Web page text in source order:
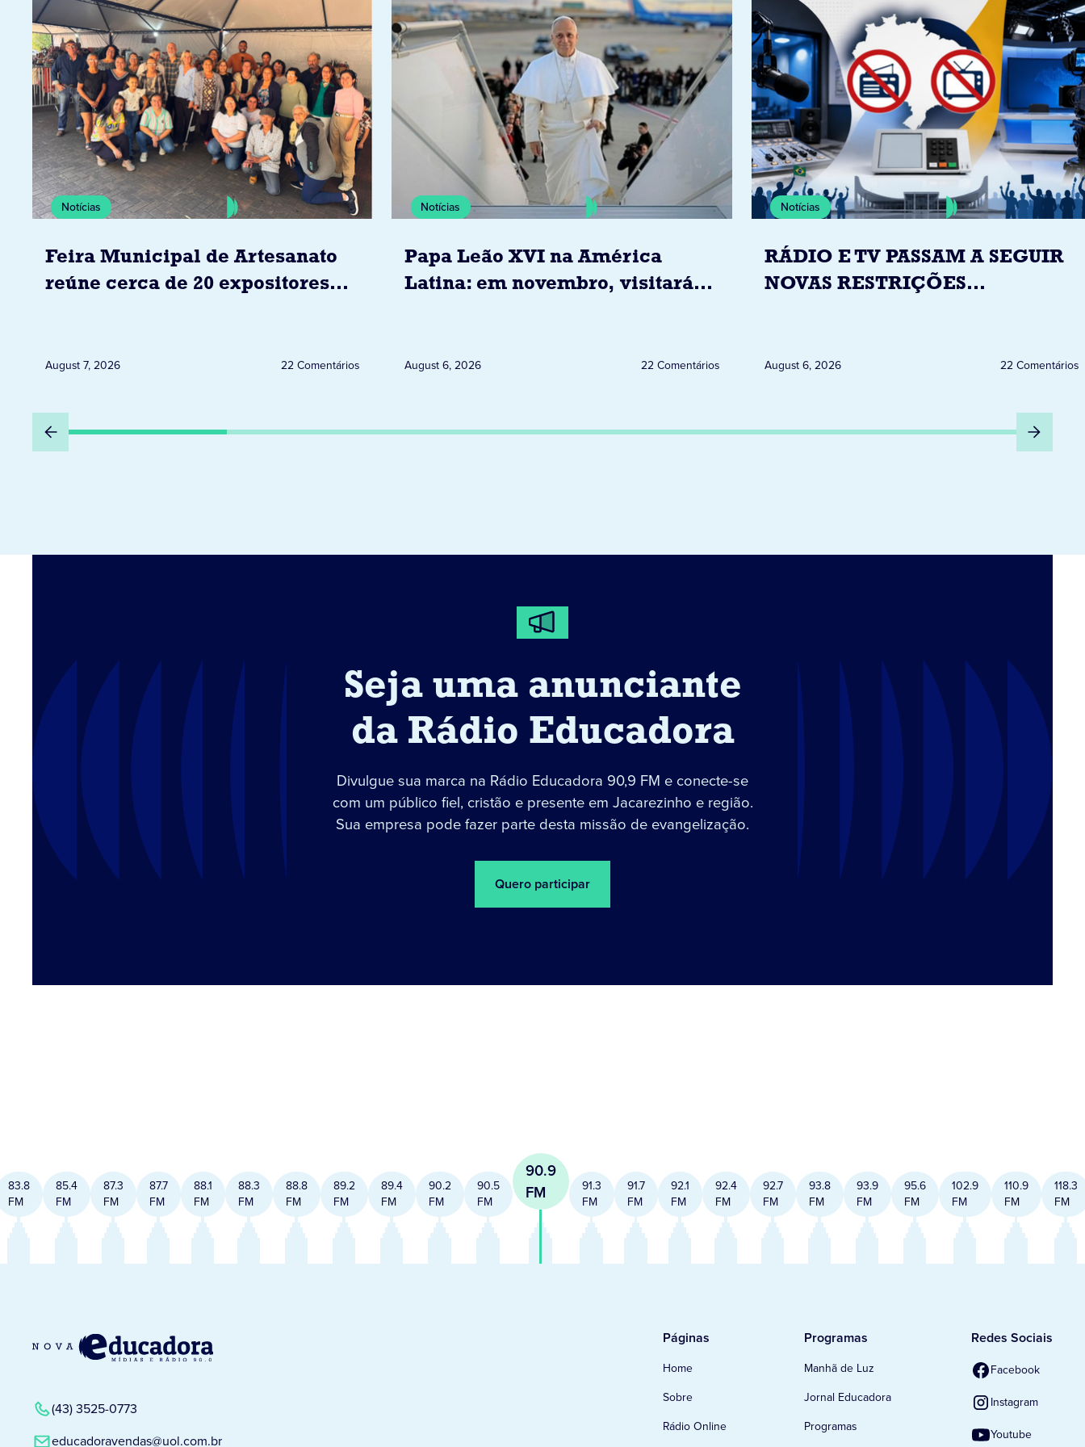
Notícias
Feira Municipal de Artesanato
reúne cerca de 20 expositores
August 7, 2026 22 Comentários
Notícias
Papa Leão XVI na América
Latina: em novembro, visitará
August 6, 2026 22 Comentários
Notícias
RÁDIO E TV PASSAM A SEGUIR
NOVAS RESTRIÇÕES
August 6, 2026 22 Comentários
Seja uma anunciante
da Rádio Educadora
Divulgue sua marca na Rádio Educadora 90,9 FM e conecte-se
com um público fiel, cristão e presente em Jacarezinho e região.
Sua empresa pode fazer parte desta missão de evangelização.
Quero participar
83.8
FM
85.4
FM
87.3
FM
87.7
FM
88.1
FM
88.3
FM
88.8
FM
89.2
FM
89.4
FM
90.2
FM
90.5
FM
90.9
FM
91.3
FM
91.7
FM
92.1
FM
92.4
FM
92.7
FM
93.8
FM
93.9
FM
95.6
FM
102.9
FM
110.9
FM
118.3
FM
(43) 3525-0773
educadoravendas@uol.com.br
Páginas
Home
Sobre
Rádio Online
Programas
Manhã de Luz
Jornal Educadora
Programas
Redes Sociais
Facebook
Instagram
Youtube